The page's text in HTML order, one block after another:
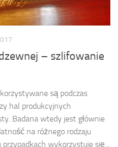
– szlifowanie
są podczas
hal produkcyjnych
Badana wtedy jest głównie
na różnego rodzaju
wykorzystuje się...